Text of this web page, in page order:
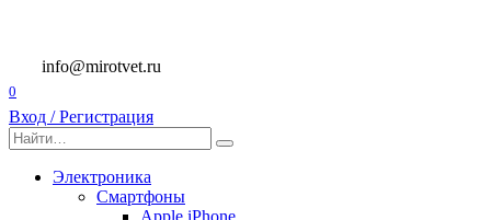
содержанию
info@mirotvet.ru
0
Вход / Регистрация
Search
for:
Электроника
Смартфоны